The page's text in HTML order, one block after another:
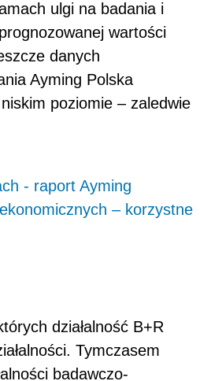
ulgi na badania i
wartości
danych
Ayming Polska
poziomie – zaledwie
- raport Ayming
– korzystne
działalność B+R
Tymczasem
badawczo-